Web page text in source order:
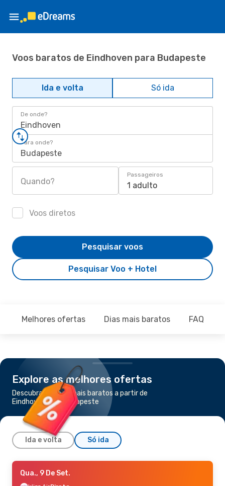
Voos baratos de Eindhoven para Budapeste
Ida e volta Só ida
De onde?
Eindhoven
Para onde?
Budapeste
Quando?
Passageiros
1 adulto
Voos diretos
Pesquisar Voo + Hotel
Pesquisar voos
Melhores ofertas Dias mais baratos FAQ
Explore as melhores ofertas
Descubra os voos mais baratos a partir de
Eindhoven para Budapeste
Ida e volta Só ida
Qua., 23 De Set.
Qua., 9 De Set.